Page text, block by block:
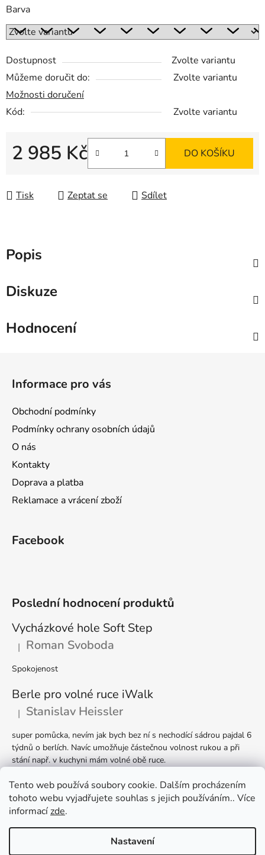
Tento web používá soubory cookie. Dalším procházením
tohoto webu vyjadřujete souhlas s jejich používáním.. Více
informacízde.
Nastavení
Barva
Dostupnost
Zvolte variantu
Můžeme doručit do:
Zvolte variantu
Možnosti doručení
Kód:
Zvolte variantu
2 985 Kč DO KOŠÍKU
Tisk Zeptat se Sdílet
Popis
Diskuze
Hodnocení
Informace pro vás
Obchodní podmínky
Podmínky ochrany osobních údajů
O nás
Kontakty
Doprava a platba
Reklamace a vrácení zboží
Facebook
Poslední hodnocení produktů
Vycházkové hole Soft Step
Hodnocení produktu je 5 z 5 hvězdiček.
| Roman Svoboda
Spokojenost
Berle pro volné ruce iWalk
Hodnocení produktu je 5 z 5 hvězdiček.
| Stanislav Heissler
super pomůcka, nevím jak bych bez ní s nechodící sádrou pajdal 6
týdnů o berlích. Navíc umožňuje částečnou volnost rukou a při
stání např. v kuchyni mám volné obě ruce.
Berle Ergodynamic
Hodnocení produktu je 5 z 5 hvězdiček.
| Helena Valentová